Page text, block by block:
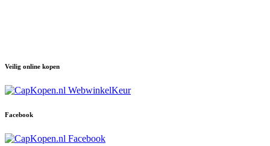
Veilig online kopen
Facebook